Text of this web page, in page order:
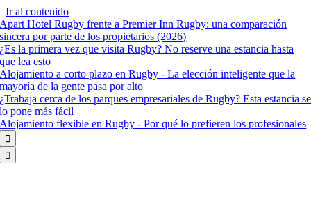
Ir al contenido
Apart Hotel Rugby frente a Premier Inn Rugby: una comparación
sincera por parte de los propietarios (2026)
¿Es la primera vez que visita Rugby? No reserve una estancia hasta
que lea esto
Alojamiento a corto plazo en Rugby - La elección inteligente que la
mayoría de la gente pasa por alto
¿Trabaja cerca de los parques empresariales de Rugby? Esta estancia se
lo pone más fácil
Alojamiento flexible en Rugby - Por qué lo prefieren los profesionales

